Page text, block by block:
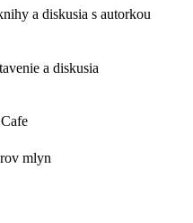
a diskusia s autorkou
a diskusia
mlyn